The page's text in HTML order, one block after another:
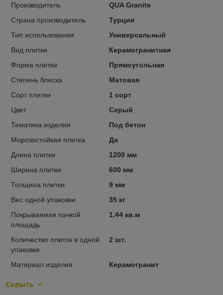
Производитель
QUA Granite
Страна производитель
Турция
Тип использования
Универсальный
Вид плитки
Керамогранитная
Форма плитки
Прямоугольная
Степень блеска
Матовая
Сорт плитки
1 сорт
Цвет
Серый
Тематика изделия
Под бетон
Морозостойкая плитка
Да
Длина плитки
1200 мм
Ширина плитки
600 мм
Толщина плитки
9 мм
Вес одной упаковки
35 кг
Покрываемая пачкой
площадь
1.44 кв.м
Количество плиток в одной
упаковке
2 шт.
Материал изделия Керамогранит
Скрыть